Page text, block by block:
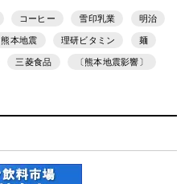
コーヒー 雪印乳業 明治
熊本地震 理研ビタミン 麺
三菱食品 〔熊本地震影響〕